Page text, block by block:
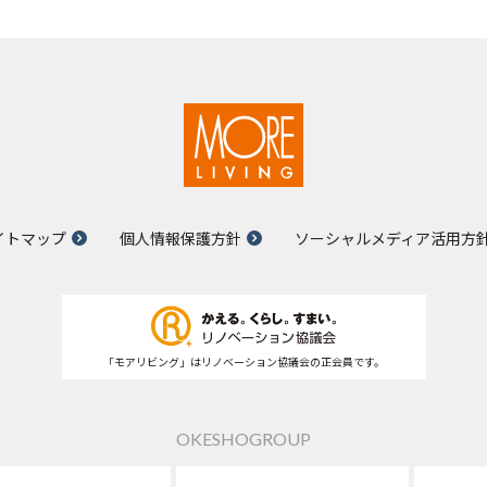
トマップ 個人情報保護方針 ソーシャルメディア活用方
「モアリビング」はリノベーション協議会の正会員です。
OKESHOGROUP